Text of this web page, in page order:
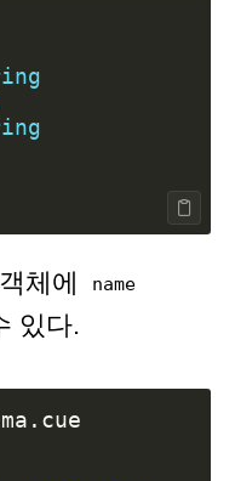
객체에 name
있다.